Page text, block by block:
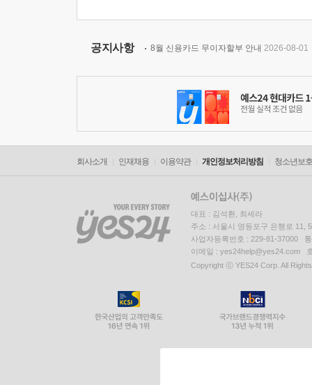
공지사항 8월 신용카드 무이자할부 안내 2026-08-01
회사소개 인재채용 이용약관 개인정보처리방침 청소년보
대표 : 김석환, 최세라
주소 : 서울시 영등포구 은행로 11,
사업자등록번호 : 229-81-37000
이메일 : yes24help@yes24.com
Copyright ⓒ YES24 Corp. All